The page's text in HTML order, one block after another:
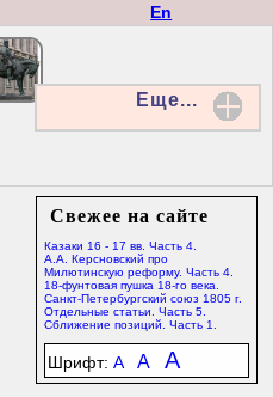
En
Еще...
Свежее на сайте
Казаки 16 - 17 вв. Часть 4.
А.А. Керсновский про
Милютинскую реформу. Часть 4.
18-фунтовая пушка 18-го века.
Санкт-Петербургский союз 1805 г.
Отдельные статьи. Часть 5.
Сближение позиций. Часть 1.
Шрифт: A A A